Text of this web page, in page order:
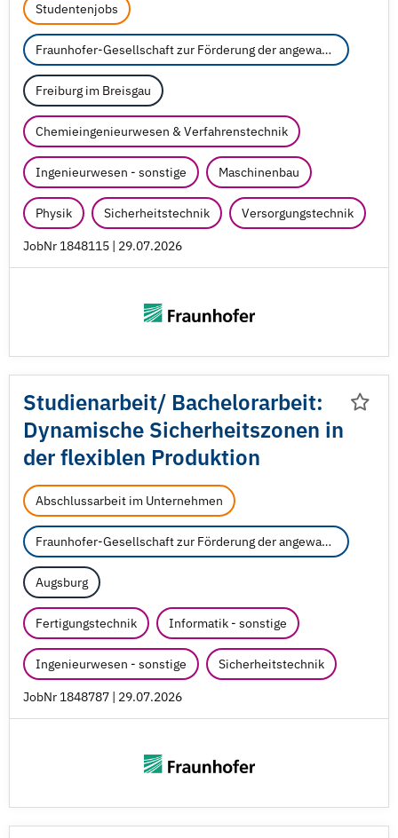
Studentenjobs
Fraunhofer-Gesellschaft zur Förderung der angewandten Forschung e.V.
Freiburg im Breisgau
Chemieingenieurwesen & Verfahrenstechnik
Ingenieurwesen - sonstige Maschinenbau
Physik Sicherheitstechnik Versorgungstechnik
JobNr 1848115 | 29.07.2026
Studienarbeit/ Bachelorarbeit:
Dynamische Sicherheitszonen in
der flexiblen Produktion
Abschlussarbeit im Unternehmen
Fraunhofer-Gesellschaft zur Förderung der angewandten Forschung e.V.
Augsburg
Fertigungstechnik Informatik - sonstige
Ingenieurwesen - sonstige Sicherheitstechnik
JobNr 1848787 | 29.07.2026